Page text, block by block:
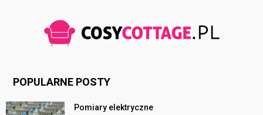
POPULARNE POSTY
Pomiary elektryczne